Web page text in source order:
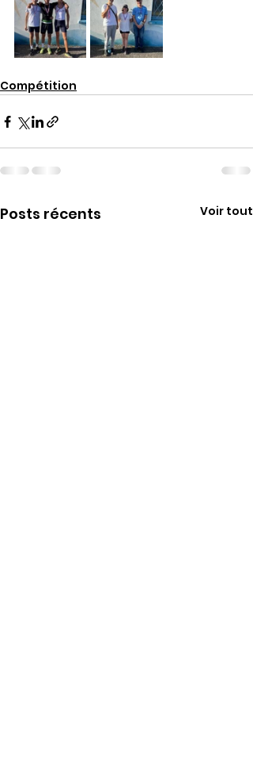
Compétition
Posts récents Voir tout